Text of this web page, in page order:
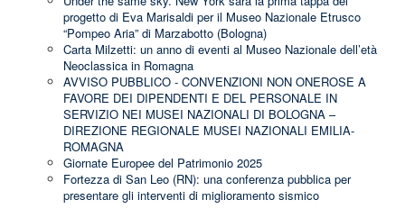
progetto di Eva Marisaldi per il Museo Nazionale Etrusco
“Pompeo Aria” di Marzabotto (Bologna)
Carta Milzetti: un anno di eventi al Museo Nazionale dell’età
Neoclassica in Romagna
AVVISO PUBBLICO - CONVENZIONI NON ONEROSE A
FAVORE DEI DIPENDENTI E DEL PERSONALE IN
SERVIZIO NEI MUSEI NAZIONALI DI BOLOGNA –
DIREZIONE REGIONALE MUSEI NAZIONALI EMILIA-
ROMAGNA
Giornate Europee del Patrimonio 2025
Fortezza di San Leo (RN): una conferenza pubblica per
presentare gli interventi di miglioramento sismico